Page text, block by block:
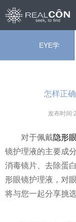
EYE学
怎样正
发布时
对于佩戴隐形
镜护理液的主要成
消毒镜片、去除蛋
形眼镜护理液，对
将与您一起分享挑